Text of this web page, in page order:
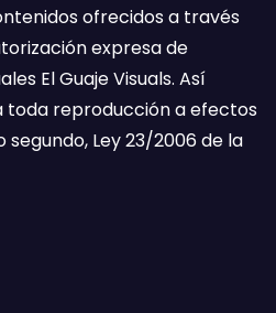
ofrecidos a través
expresa de
El Guaje Visuals. Así
toda reproducción a efectos
segundo, Ley 23/2006 de la